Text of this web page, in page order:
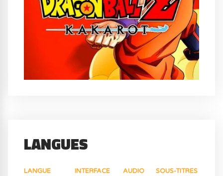
LANGUES
LANGUE INTERFACE AUDIO SOUS-TITRES